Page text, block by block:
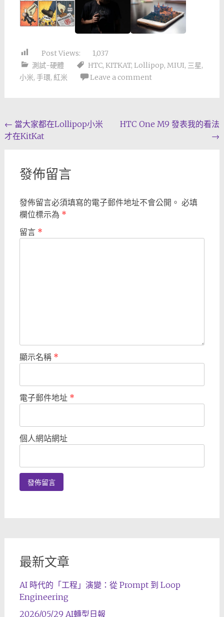
Post Views:
1,037
測試-硬體
HTC, KITKAT, Lollipop, MIUI, 三星,
小米, 手環, 紅米 Leave a comment
Post
navigation
← 當大家都在Lollipop小米
才在KitKat
HTC One M9 發表我的看法
→
發佈留言
發佈留言必須填寫的電子郵件地址不會公開。 必填
欄位標示為 *
留言 *
顯示名稱 *
電子郵件地址 *
個人網站網址
最新文章
AI 時代的「工程」演變：從 Prompt 到 Loop
Engineering
2026/05/29 AI轉型日報